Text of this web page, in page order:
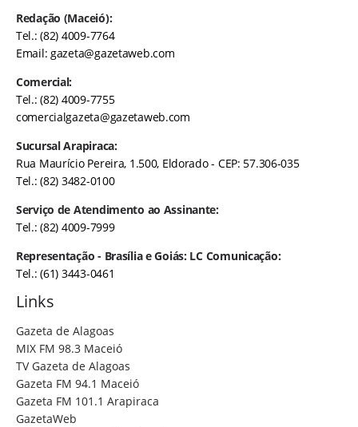
Redação (Maceió):
Tel.: (82) 4009-7764
Email:gazeta@gazetaweb.com
Comercial:
Tel.: (82) 4009-7755
comercialgazeta@gazetaweb.com
Sucursal Arapiraca:
Rua Maurício Pereira, 1.500, Eldorado - CEP: 57.306-035
Tel.: (82) 3482-0100
Serviço de Atendimento ao Assinante:
Tel.: (82) 4009-7999
Representação - Brasília e Goiás: LC Comunicação:
Tel.: (61) 3443-0461
Links
Gazeta de Alagoas
MIX FM 98.3 Maceió
TV Gazeta de Alagoas
Gazeta FM 94.1 Maceió
Gazeta FM 101.1 Arapiraca
GazetaWeb